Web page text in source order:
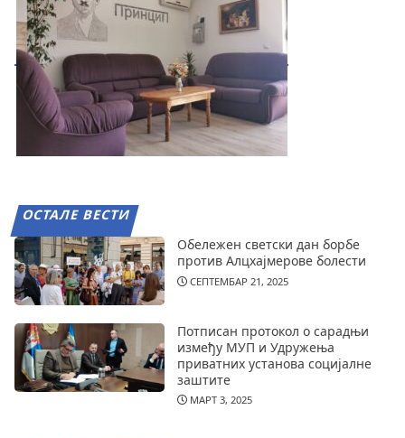
ОСТАЛЕ ВЕСТИ
Обележен светски дан борбе
против Алцхајмерове болести
СЕПТЕМБАР 21, 2025
Потписан протокол о сарадњи
између МУП и Удружења
приватних установа социјалне
заштите
МАРТ 3, 2025